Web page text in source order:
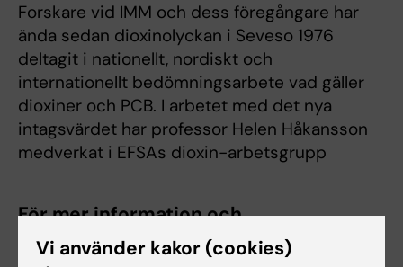
Forskare vid IMM och dess föregångare har
ända sedan dioxinolyckan i Seveso 1976
deltagit i nationellt, nordiskt och
internationellt bedömningsarbete vad gäller
dioxiner och PCB. I arbetet med det nya
intagsvärdet har professor Helen Håkansson
medverkat i EFSAs dioxin-arbetsgrupp
För mer information och
kontaktpersoner
Vi använder kakor (cookies)